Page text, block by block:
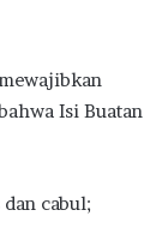
Isi Buatan
cabul;